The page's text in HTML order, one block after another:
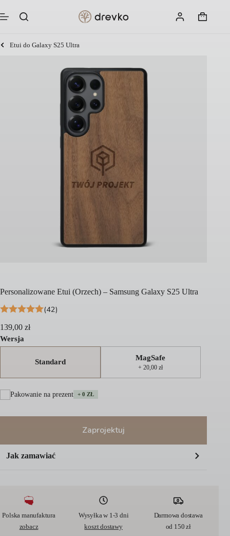
do
treści
Koszyk
Etui do Galaxy S25 Ultra
Personalizowane Etui (Orzech) – Samsung Galaxy S25 Ultra
(42)
139,00 zł
Wersja
Standard
MagSafe
+ 20,00 zł
Pakowanie na prezent + 0 ZŁ
Zaprojektuj
Jak zamawiać
Polska manufaktura
zobacz
Wysyłka w 1-3 dni
koszt dostawy
Darmowa dostawa
od 150 zł